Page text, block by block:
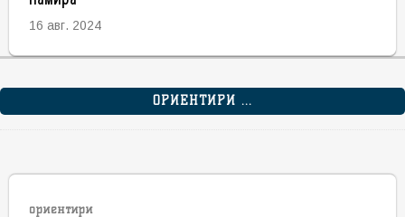
16 авг. 2024
ОРИЕНТИРИ ...
ориентири